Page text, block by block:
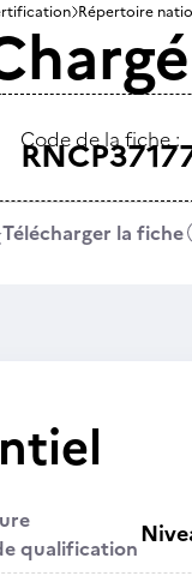
Répertoire
Code de la fiche :
Télécharger la fiche
qualification